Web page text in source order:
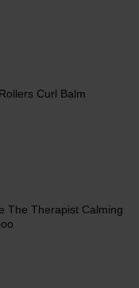
Curl Balm
The Therapist Calming